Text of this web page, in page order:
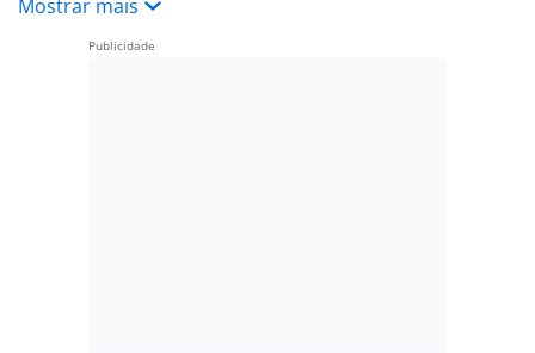
São Paulo, Osasco, Guarulhos e Mongaguá.
Mostrar mais